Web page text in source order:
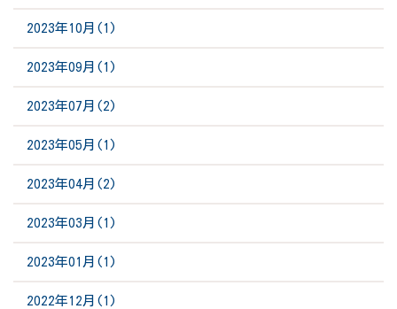
2023年10月(1)
2023年09月(1)
2023年07月(2)
2023年05月(1)
2023年04月(2)
2023年03月(1)
2023年01月(1)
2022年12月(1)